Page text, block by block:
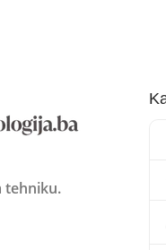
tehniku.